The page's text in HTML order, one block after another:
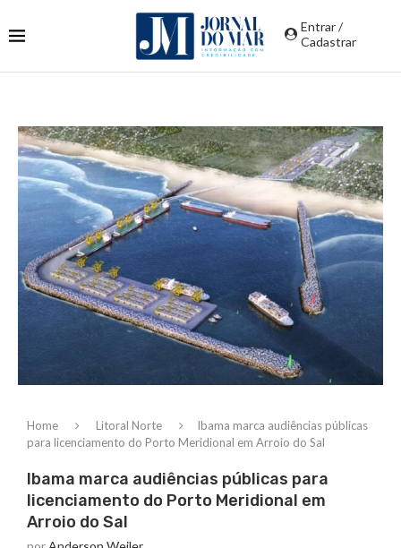
Entrar /
Cadastrar
Home Litoral Norte
Ibama marca audiências públicas
para licenciamento do Porto Meridional em Arroio do Sal
Ibama marca audiências públicas para
licenciamento do Porto Meridional em
Arroio do Sal